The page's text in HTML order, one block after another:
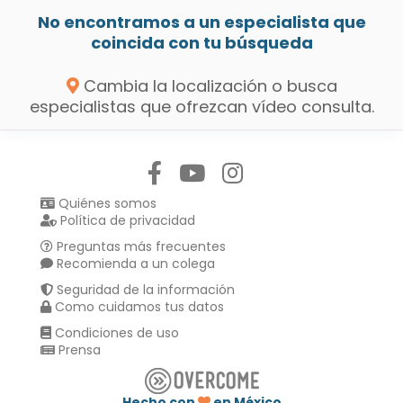
No encontramos a un especialista que
coincida con tu búsqueda
Cambia la localización o busca
especialistas que ofrezcan vídeo consulta.
Quiénes somos
Política de privacidad
Preguntas más frecuentes
Recomienda a un colega
Seguridad de la información
Como cuidamos tus datos
Condiciones de uso
Prensa